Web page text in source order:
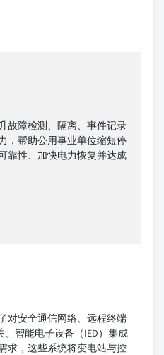
故障检测、隔离、事件记录
，帮助公用事业单位缩短停
靠性、加快电力恢复并达成
对安全通信网络、远程终端
、智能电子设备（IED）集成
求，这些系统将变电站与控